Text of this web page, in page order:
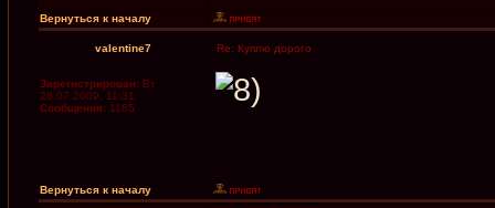
Вернуться к началу
valentine7 Re: Куплю дорого
Зарегистрирован: Вт
28.07.2009, 11:31
Сообщения: 1185
Вернуться к началу